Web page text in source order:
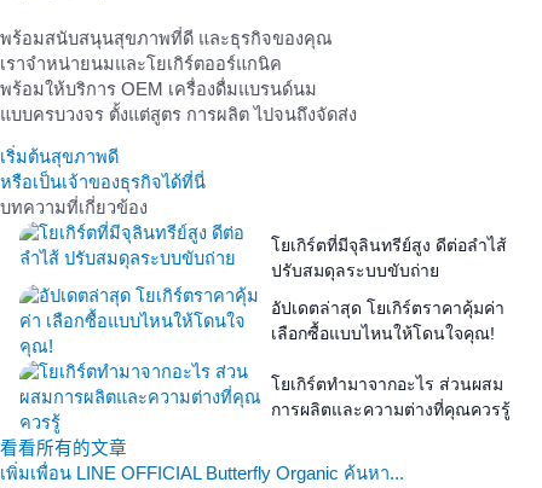
พร้อมสนับสนุนสุขภาพที่ดี และธุรกิจของคุณ
เราจำหน่ายนมและโยเกิร์ตออร์แกนิค
พร้อมให้บริการ OEM เครื่องดื่มแบรนด์นม
แบบครบวงจร ตั้งแต่สูตร การผลิต ไปจนถึงจัดส่ง
เริ่มต้นสุขภาพดี
หรือเป็นเจ้าของธุรกิจได้ที่นี่
บทความที่เกี่ยวข้อง
โยเกิร์ตที่มีจุลินทรีย์สูง ดีต่อลำไส้
ปรับสมดุลระบบขับถ่าย
อัปเดตล่าสุด โยเกิร์ตราคาคุ้มค่า
เลือกซื้อแบบไหนให้โดนใจคุณ!
โยเกิร์ตทํามาจากอะไร ส่วนผสม
การผลิตและความต่างที่คุณควรรู้
看看所有的文章
เพิ่มเพื่อน LINE OFFICIAL Butterfly Organic ค้นหา...